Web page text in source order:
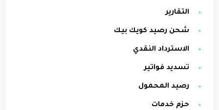
التقارير
شحن رصيد كويك بيك
الاسترداد النقدي
تسديد فواتير
رصيد المحمول
حزم خدمات